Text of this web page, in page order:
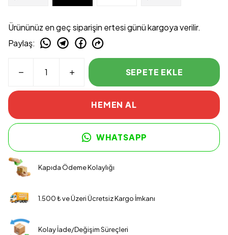
Ürününüz en geç siparişin ertesi günü kargoya verilir.
Paylaş:
SEPETE EKLE
HEMEN AL
WHATSAPP
Kapıda Ödeme Kolaylığı
1.500 ₺ ve Üzeri Ücretsiz Kargo İmkanı
Kolay İade/Değişim Süreçleri